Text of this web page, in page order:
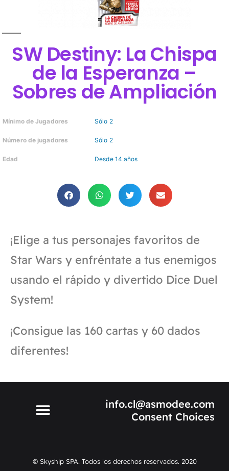
SW Destiny: La Chispa
de la Esperanza –
Sobres de Ampliación
Mínimo de Jugadores Sólo 2
Número de jugadores Sólo 2
Edad Desde 14 años
¡Elige a tus personajes favoritos de
Star Wars y enfréntate a tus enemigos
usando el rápido y divertido Dice Duel
System!
¡Consigue las 160 cartas y 60 dados
diferentes!
info.cl@asmodee.com
Consent Choices
© Skyship SPA. Todos los derechos reservados. 2020